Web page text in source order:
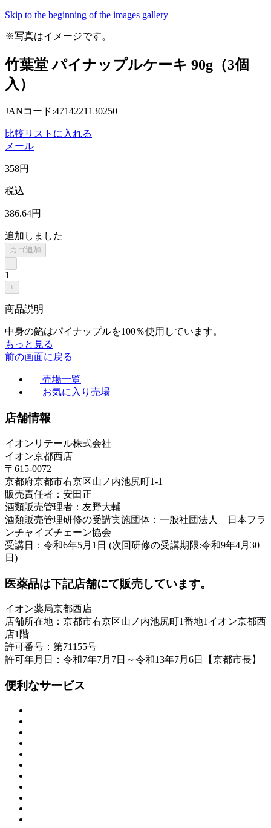
Skip to the beginning of the images gallery
※写真はイメージです。
竹葉堂 パイナップルケーキ 90g（3個
入）
JANコード:4714221130250
比較リストに入れる
メール
358円
税込
386.64円
追加しました
カゴ追加
-
1
+
商品説明
中身の餡はパイナップルを100％使用しています。
もっと見る
前の画面に戻る
売場一覧
お気に入り売場
店舗情報
イオンリテール株式会社
イオン京都西店
〒615-0072
京都府京都市右京区山ノ内池尻町1-1
販売責任者：安田正
酒類販売管理者：友野大輔
酒類販売管理研修の受講実施団体：一般社団法人 日本フラ
ンチャイズチェーン協会
受講日：令和6年5月1日 (次回研修の受講期限:令和9年4月30
日)
医薬品は下記店舗にて販売しています。
イオン薬局京都西店
店舗所在地：京都市右京区山ノ内池尻町1番地1イオン京都西
店1階
許可番号：第71155号
許可年月日：令和7年7月7日～令和13年7月6日【京都市長】
便利なサービス